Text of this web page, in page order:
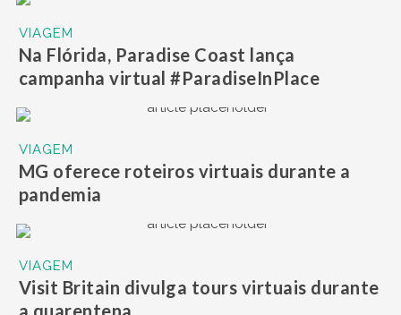
VIAGEM
Na Flórida, Paradise Coast lança
campanha virtual #ParadiseInPlace
VIAGEM
MG oferece roteiros virtuais durante a
pandemia
VIAGEM
Visit Britain divulga tours virtuais durante
a quarentena